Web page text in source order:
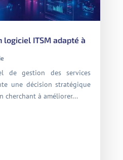
logiciel ITSM adapté à
de gestion des services
une décision stratégique
cherchant à améliorer...